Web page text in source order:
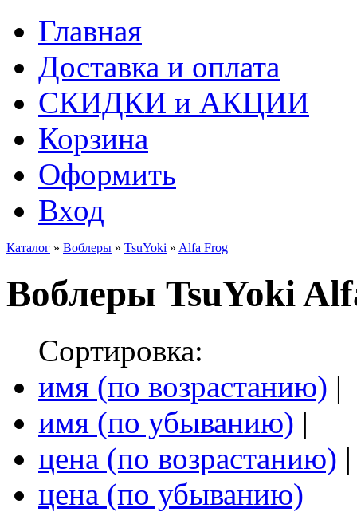
Главная
Доставка и оплата
СКИДКИ и АКЦИИ
Корзина
Оформить
Вход
Каталог » Воблеры » TsuYoki » Alfa Frog
Воблеры TsuYoki
Сортировка:
имя (по возрастанию) |
имя (по убыванию) |
цена (по возрастанию) |
цена (по убыванию)